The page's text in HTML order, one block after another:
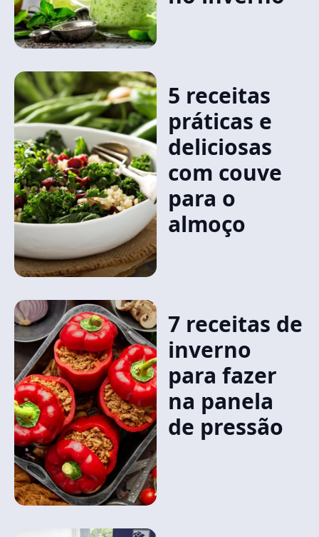
5 receitas
práticas e
deliciosas
com couve
para o
almoço
7 receitas de
inverno
para fazer
na panela
de pressão